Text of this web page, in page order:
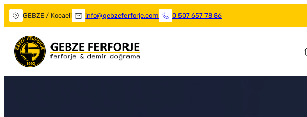
GEBZE / Kocaeli info@gebzeferforje.com 0 507 657 78 86